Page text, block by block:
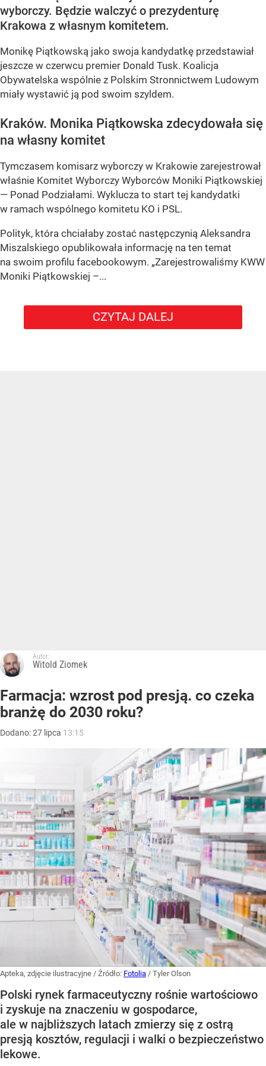
wyborczy. Będzie walczyć o prezydenturę
Krakowa z własnym komitetem.
Monikę Piątkowską jako swoja kandydatkę przedstawiał
jeszcze w czerwcu premier Donald Tusk. Koalicja
Obywatelska wspólnie z Polskim Stronnictwem Ludowym
miały wystawić ją pod swoim szyldem.
Kraków. Monika Piątkowska zdecydowała się
na własny komitet
Tymczasem komisarz wyborczy w Krakowie zarejestrował
właśnie Komitet Wyborczy Wyborców Moniki Piątkowskiej
— Ponad Podziałami. Wyklucza to start tej kandydatki
w ramach wspólnego komitetu KO i PSL.
Polityk, która chciałaby zostać następczynią Aleksandra
Miszalskiego opublikowała informację na ten temat
na swoim profilu facebookowym. „Zarejestrowaliśmy KWW
Moniki Piątkowskiej –...
CZYTAJ DALEJ
Autor:
Witold Ziomek
Farmacja: wzrost pod presją. co czeka
branżę do 2030 roku?
Dodano:27 lipca 13:15
Apteka, zdjęcie ilustracyjne / Źródło: Fotolia / Tyler Olson
Polski rynek farmaceutyczny rośnie wartościowo
i zyskuje na znaczeniu w gospodarce,
ale w najbliższych latach zmierzy się z ostrą
presją kosztów, regulacji i walki o bezpieczeństwo
lekowe.